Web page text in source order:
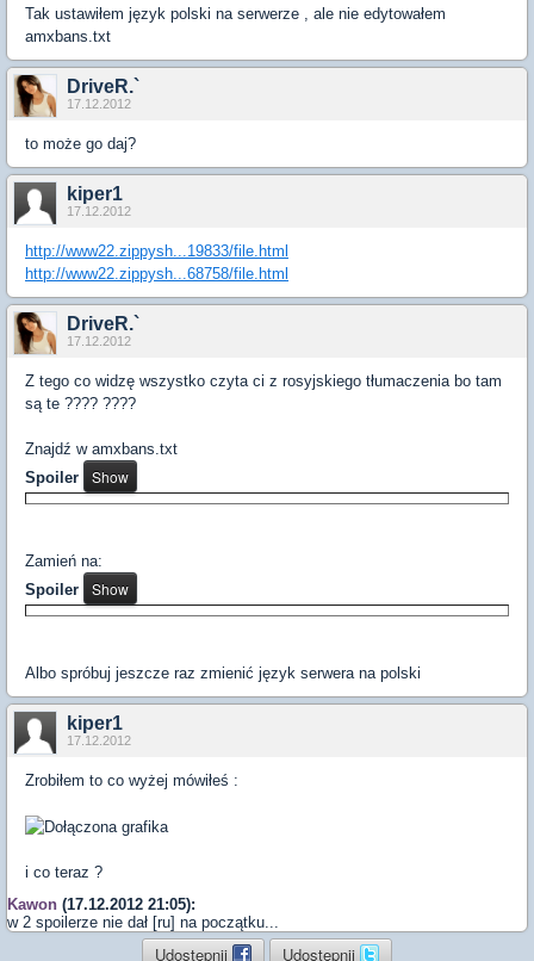
Tak ustawiłem język polski na serwerze , ale nie edytowałem
amxbans.txt
DriveR.`
17.12.2012
to może go daj?
kiper1
17.12.2012
http://www22.zippysh...19833/file.html
http://www22.zippysh...68758/file.html
DriveR.`
17.12.2012
Z tego co widzę wszystko czyta ci z rosyjskiego tłumaczenia bo tam
są te ???? ????
Znajdź w amxbans.txt
Spoiler
Zamień na:
Spoiler
Albo spróbuj jeszcze raz zmienić język serwera na polski
kiper1
17.12.2012
Zrobiłem to co wyżej mówiłeś :
i co teraz ?
Kawon (17.12.2012 21:05):
w 2 spoilerze nie dał [ru] na początku...
Udostępnij Udostępnij